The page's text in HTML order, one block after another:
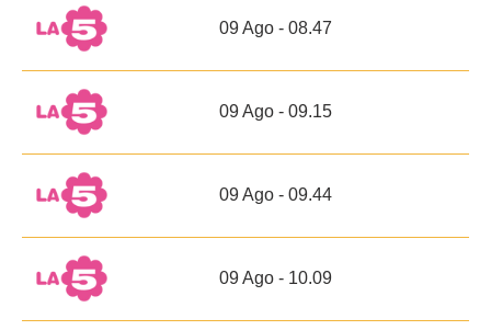
09 Ago - 08.47
09 Ago - 09.15
09 Ago - 09.44
09 Ago - 10.09